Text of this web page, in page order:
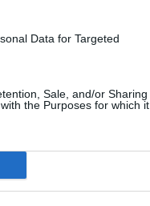
Data for Targeted
Sale, and/or Sharing
the Purposes for which it